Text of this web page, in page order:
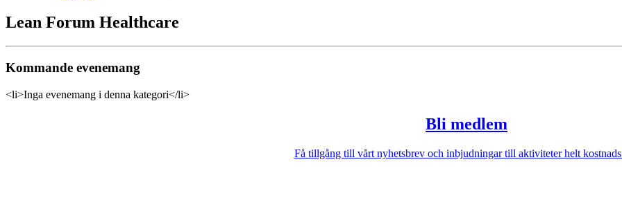
Lean Forum Healthcare
Kommande evenemang
<li>Inga evenemang i denna kategori</li>
Bli medlem
Få tillgång till vårt nyhetsbrev och inbjudningar till aktiviteter helt